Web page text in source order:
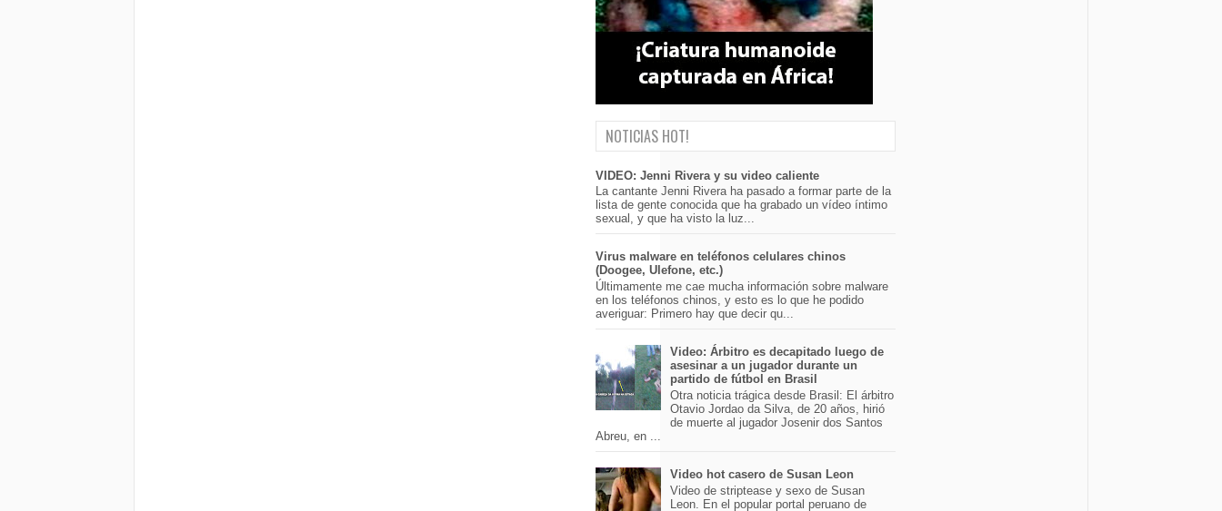
NOTICIAS HOT!
VIDEO: Jenni Rivera y su video caliente
La cantante Jenni Rivera ha pasado a formar parte de la
lista de gente conocida que ha grabado un vídeo íntimo
sexual, y que ha visto la luz...
Virus malware en teléfonos celulares chinos
(Doogee, Ulefone, etc.)
Últimamente me cae mucha información sobre malware
en los teléfonos chinos, y esto es lo que he podido
averiguar: Primero hay que decir qu...
Video: Árbitro es decapitado luego de
asesinar a un jugador durante un
partido de fútbol en Brasil
Otra noticia trágica desde Brasil: El árbitro
Otavio Jordao da Silva, de 20 años, hirió
de muerte al jugador Josenir dos Santos
Abreu, en ...
Video hot casero de Susan Leon
Video de striptease y sexo de Susan
Leon. En el popular portal peruano de